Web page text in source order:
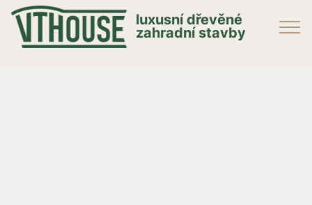
luxusní dřevěné
zahradní stavby